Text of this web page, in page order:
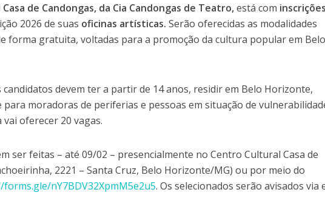
de Candongas, da Cia Candongas de Teatro,está com
2026 de suas oficinas artísticas.Serão oferecidas as modalidades
forma gratuita, voltadas para a promoção da cultura popular em
devem ter a partir de 14 anos, residir em Belo Horizonte,
moradoras de periferias e pessoas em situação de
vai oferecer 20 vagas.
ser feitas – até 09/02 – presencialmente no Centro Cultural Casa de
2221 – Santa Cruz, Belo Horizonte/MG) ou por meio do
nY7BDV32XpmM5e2u5. Os selecionados serão avisados via